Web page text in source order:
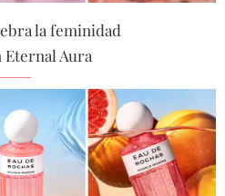
la feminidad
Eternal Aura